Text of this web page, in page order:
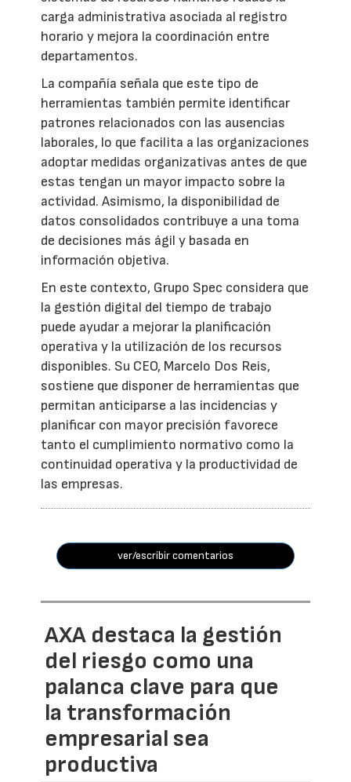
carga administrativa asociada al registro
horario y mejora la coordinación entre
departamentos.
La compañía señala que este tipo de
herramientas también permite identificar
patrones relacionados con las ausencias
laborales, lo que facilita a las organizaciones
adoptar medidas organizativas antes de que
estas tengan un mayor impacto sobre la
actividad. Asimismo, la disponibilidad de
datos consolidados contribuye a una toma
de decisiones más ágil y basada en
información objetiva.
En este contexto, Grupo Spec considera que
la gestión digital del tiempo de trabajo
puede ayudar a mejorar la planificación
operativa y la utilización de los recursos
disponibles. Su CEO, Marcelo Dos Reis,
sostiene que disponer de herramientas que
permitan anticiparse a las incidencias y
planificar con mayor precisión favorece
tanto el cumplimiento normativo como la
continuidad operativa y la productividad de
las empresas.
ver/escribir comentarios
AXA destaca la gestión
del riesgo como una
palanca clave para que
la transformación
empresarial sea
productiva